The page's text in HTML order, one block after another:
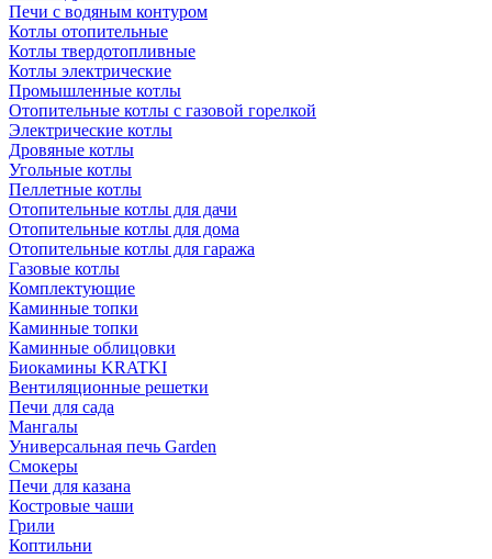
Печи с водяным контуром
Котлы отопительные
Котлы твердотопливные
Котлы электрические
Промышленные котлы
Отопительные котлы с газовой горелкой
Электрические котлы
Дровяные котлы
Угольные котлы
Пеллетные котлы
Отопительные котлы для дачи
Отопительные котлы для дома
Отопительные котлы для гаража
Газовые котлы
Комплектующие
Каминные топки
Каминные топки
Каминные облицовки
Биокамины KRATKI
Вентиляционные решетки
Печи для сада
Мангалы
Универсальная печь Garden
Смокеры
Печи для казана
Костровые чаши
Грили
Коптильни